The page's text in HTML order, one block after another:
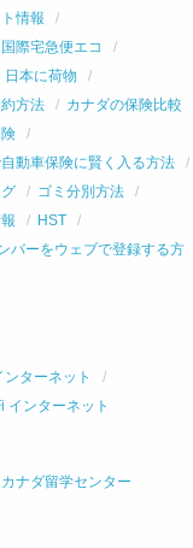
情報
際宅急便エコ
日本に荷物
方法
カナダの保険比較
動車保険に賢く入る方法
ゴミ分別方法
HST
バーをウェブで登録する方
ターネット
インターネット
ナダ留学センター